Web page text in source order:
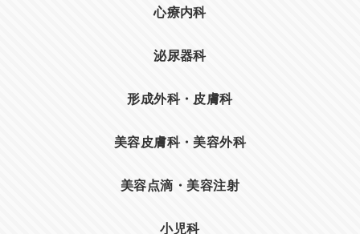
心療内科
泌尿器科
形成外科・皮膚科
美容皮膚科・美容外科
美容点滴・美容注射
小児科